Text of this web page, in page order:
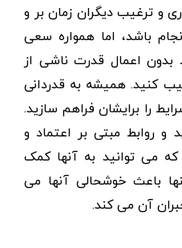
و ترغیب دیگران زمان بر و
باشد، اما همواره سعی
بدون اعمال قدرت ناشی از
کنید. همیشه به قدردانی
را برایشان فراهم سازید.
و روابط مبتی بر اعتماد و
که می توانید به آنها کمک
باعث خوشحالی آنها می
آن می کند.